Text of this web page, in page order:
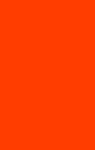
amb les pràctiques
Privada Pere
el món social i
Després, vaig
per a persones amb
un seguiment
a la mateixa
necessari per